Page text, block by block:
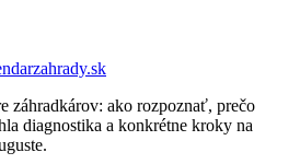
záhradkárov: ako rozpoznať, prečo
diagnostika a konkrétne kroky na